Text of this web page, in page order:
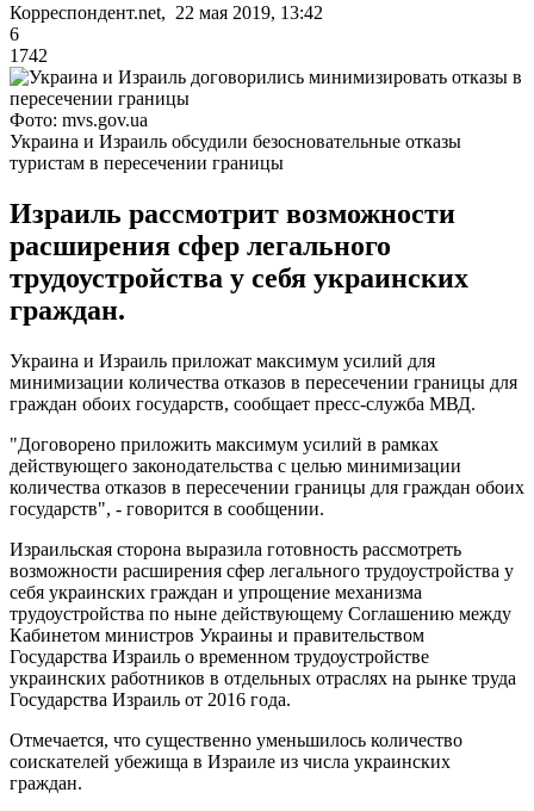
Корреспондент.net, 22 мая 2019, 13:42
6
1742
Фото: mvs.gov.ua
Украина и Израиль обсудили безосновательные отказы
туристам в пересечении границы
Израиль рассмотрит возможности
расширения сфер легального
трудоустройства у себя украинских
граждан.
Украина и Израиль приложат максимум усилий для
минимизации количества отказов в пересечении границы для
граждан обоих государств, сообщает пресс-служба МВД.
"Договорено приложить максимум усилий в рамках
действующего законодательства с целью минимизации
количества отказов в пересечении границы для граждан обоих
государств", - говорится в сообщении.
Израильская сторона выразила готовность рассмотреть
возможности расширения сфер легального трудоустройства у
себя украинских граждан и упрощение механизма
трудоустройства по ныне действующему Соглашению между
Кабинетом министров Украины и правительством
Государства Израиль о временном трудоустройстве
украинских работников в отдельных отраслях на рынке труда
Государства Израиль от 2016 года.
Отмечается, что существенно уменьшилось количество
соискателей убежища в Израиле из числа украинских
граждан.